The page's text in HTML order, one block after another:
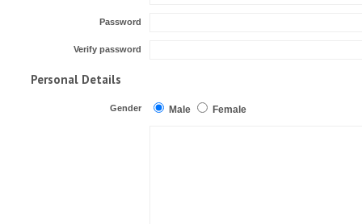
Password
Verify password
Personal Details
Gender Male Female